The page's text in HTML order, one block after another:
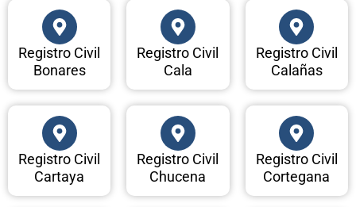
Registro Civil
Bonares
Registro Civil
Cala
Registro Civil
Calañas
Registro Civil
Cartaya
Registro Civil
Chucena
Registro Civil
Cortegana